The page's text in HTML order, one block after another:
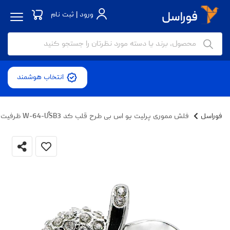
ورود | ثبت نام
انتخاب هوشمند
فوراسل فلش مموری پرلیت یو اس بی طرح قلب کد W-64-UُSB3 ظرفیت 64 گیگابایت